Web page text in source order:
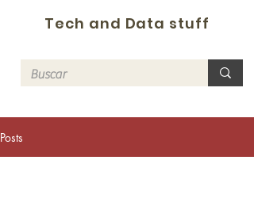
Tech and Data stuff
Posts